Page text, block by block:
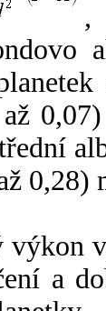
,
0,28)
výkon
a